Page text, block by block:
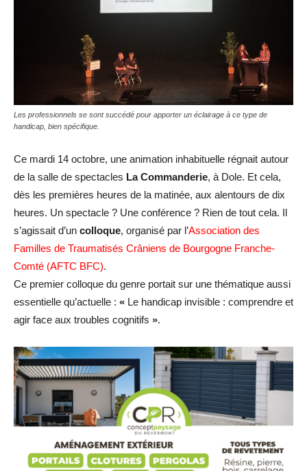
Les professionnels se sont succédé pour apporter un éclairage à ce type de
handicap, bien spécifique.
Ce mardi 14 octobre, une animation inhabituelle régnait autour
de la salle de spectacles La Commanderie, à Dole. Et cela,
dès les premières heures de la matinée, aux alentours de dix
heures. Un spectacle ? Une conférence ? Rien de tout cela. Il
s’agissait d’un colloque, organisé par l’Association des
Familles de Traumatisés Crâniens de Bourgogne Franche-
Comté (AFTC BFC).
Ce premier colloque du genre portait sur une thématique aussi
essentielle qu’actuelle : « Le handicap invisible : comprendre et
agir face aux troubles cognitifs ».